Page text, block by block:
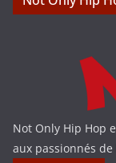
Not Only Hip Hop
aux passionnés